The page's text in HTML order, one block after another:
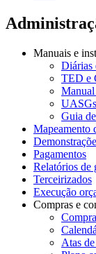
Manuais e
Diárias
TED e
Manual
UASGs
Guia
Mapeamento
Pagamentos
Relatórios de
Terceirizados
Execução
Compras e
Atas